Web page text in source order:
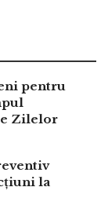
pentru
Zilelor
la